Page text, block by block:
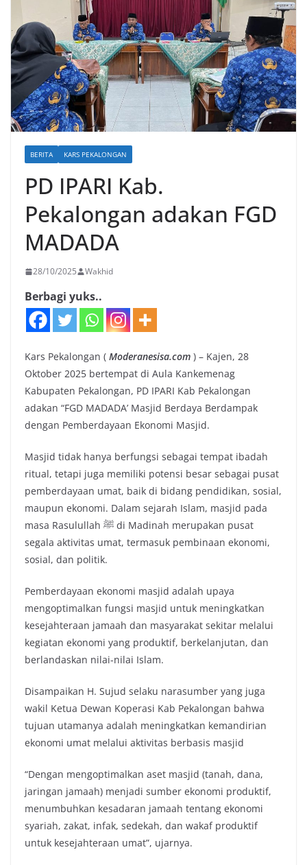
BERITA KARS PEKALONGAN
PD IPARI Kab.
Pekalongan adakan FGD
MADADA
28/10/2025 Wakhid
Berbagi yuks..
Kars Pekalongan ( Moderanesisa.com ) – Kajen, 28
Oktober 2025 bertempat di Aula Kankemenag
Kabupaten Pekalongan, PD IPARI Kab Pekalongan
adakan “FGD MADADA’ Masjid Berdaya Berdampak
dengan Pemberdayaan Ekonomi Masjid.
Masjid tidak hanya berfungsi sebagai tempat ibadah
ritual, tetapi juga memiliki potensi besar sebagai pusat
pemberdayaan umat, baik di bidang pendidikan, sosial,
maupun ekonomi. Dalam sejarah Islam, masjid pada
masa Rasulullah ﷺ di Madinah merupakan pusat
segala aktivitas umat, termasuk pembinaan ekonomi,
sosial, dan politik.
Pemberdayaan ekonomi masjid adalah upaya
mengoptimalkan fungsi masjid untuk meningkatkan
kesejahteraan jamaah dan masyarakat sekitar melalui
kegiatan ekonomi yang produktif, berkelanjutan, dan
berlandaskan nilai-nilai Islam.
Disampaikan H. Sujud selaku narasumber yang juga
wakil Ketua Dewan Koperasi Kab Pekalongan bahwa
tujuan utamanya adalah meningkatkan kemandirian
ekonomi umat melalui aktivitas berbasis masjid
“Dengan mengoptimalkan aset masjid (tanah, dana,
jaringan jamaah) menjadi sumber ekonomi produktif,
menumbuhkan kesadaran jamaah tentang ekonomi
syariah, zakat, infak, sedekah, dan wakaf produktif
untuk kesejahteraan umat”, ujarnya.